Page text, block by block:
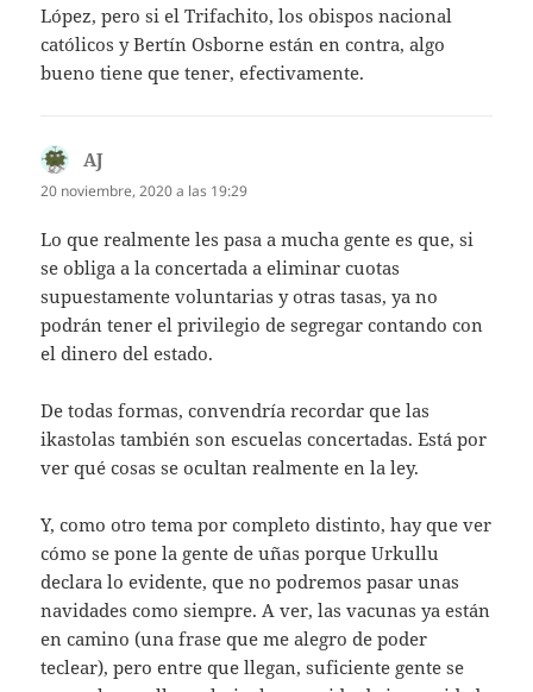
López, pero si el Trifachito, los obispos nacional
católicos y Bertín Osborne están en contra, algo
bueno tiene que tener, efectivamente.
AJ
20 noviembre, 2020 a las 19:29
Lo que realmente les pasa a mucha gente es que, si
se obliga a la concertada a eliminar cuotas
supuestamente voluntarias y otras tasas, ya no
podrán tener el privilegio de segregar contando con
el dinero del estado.
De todas formas, convendría recordar que las
ikastolas también son escuelas concertadas. Está por
ver qué cosas se ocultan realmente en la ley.
Y, como otro tema por completo distinto, hay que ver
cómo se pone la gente de uñas porque Urkullu
declara lo evidente, que no podremos pasar unas
navidades como siempre. A ver, las vacunas ya están
en camino (una frase que me alegro de poder
teclear), pero entre que llegan, suficiente gente se